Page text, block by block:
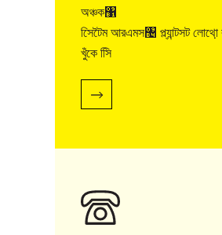
অঞ্চক঱
সিেটৈম আরএমস঴ প্ল্যান্টসট
খুঁকে সিি